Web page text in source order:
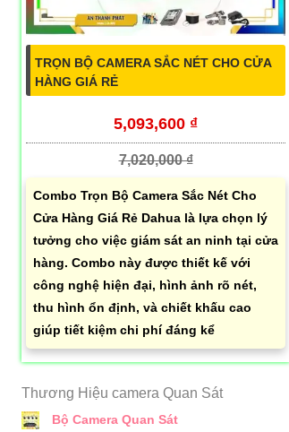
TRỌN BỘ CAMERA SẮC NÉT CHO CỬA
HÀNG GIÁ RẺ
5,093,600 ₫
7,020,000 ₫
Combo Trọn Bộ Camera Sắc Nét Cho
Cửa Hàng Giá Rẻ Dahua là lựa chọn lý
tưởng cho việc giám sát an ninh tại cửa
hàng. Combo này được thiết kế với
công nghệ hiện đại, hình ảnh rõ nét,
thu hình ổn định, và chiết khấu cao
giúp tiết kiệm chi phí đáng kể
Thương Hiệu camera Quan Sát
Bộ Camera Quan Sát